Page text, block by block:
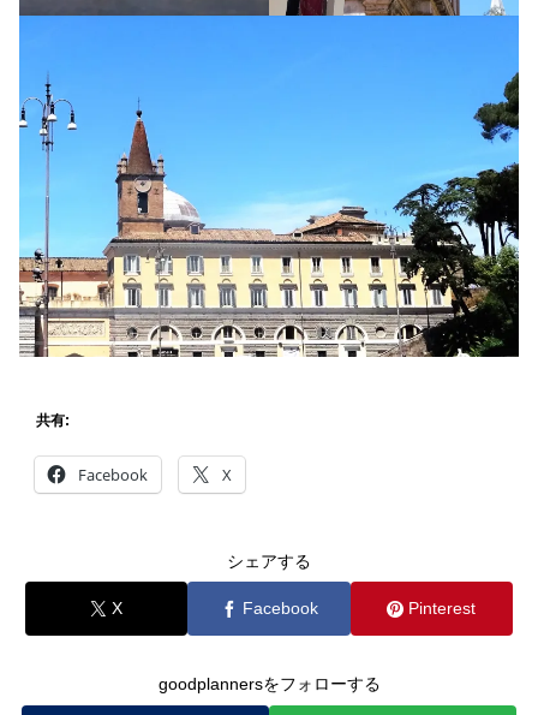
共有:
Facebook X
シェアする
X Facebook Pinterest
goodplannersをフォローする